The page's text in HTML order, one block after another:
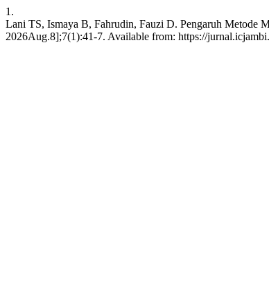
1.
Lani TS, Ismaya B, Fahrudin, Fauzi D. Pengaruh Metode
2026Aug.8];7(1):41-7. Available from: https://